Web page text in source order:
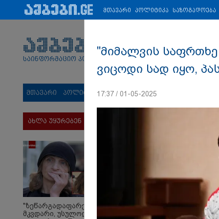
პარტნიორები: ახალი ამბები ეკონომიკა ვიდეო
საინფორმაციო პორტალი
მთავარი პოლიტიკა საზოგადოება
ახლა უყურებენ
"ზეწარგადაფარებული
მკვდარი, უსულოდ
მთავარი პოლიტიკა საზოგადოება
"მიმალვის
ვიცოდი სად იყო,
17:37 / 01-05-2025